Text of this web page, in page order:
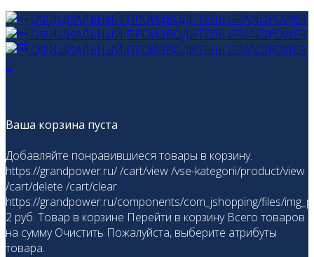
0
Ваша корзина пуста
Добавляйте понравившиеся товары в корзину.
https://grandpower.ru//cart/view/vse-kategorii/product/view
/cart/delete /cart/clear
https://grandpower.ru/components/com_jshopping/files/
2 руб. Товар в корзине Перейти в корзину Всего товаров
на сумму Очистить Пожалуйста, выберите атрибуты
товара.